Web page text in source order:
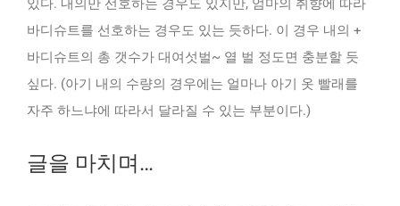
있다. 내의만 선호하는 경우도 있지만, 엄마의 취향에 따라
바디슈트를 선호하는 경우도 있는 듯하다. 이 경우 내의 +
바디슈트의 총 갯수가 대여섯벌~ 열 벌 정도면 충분할 듯
싶다. (아기 내의 수량의 경우에는 얼마나 아기 옷 빨래를
자주 하느냐에 따라서 달라질 수 있는 부분이다.)
글을 마치며…